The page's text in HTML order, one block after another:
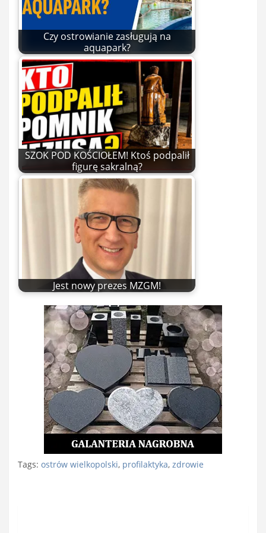
Czy ostrowianie zasługują na
aquapark?
SZOK POD KOŚCIOŁEM! Ktoś podpalił
figurę sakralną?
Jest nowy prezes MZGM!
Tags: ostrów wielkopolski, profilaktyka, zdrowie